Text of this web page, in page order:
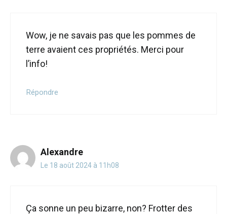
Wow, je ne savais pas que les pommes de
terre avaient ces propriétés. Merci pour
l’info!
Répondre
Alexandre
Le 18 août 2024 à 11h08
Ça sonne un peu bizarre, non? Frotter des